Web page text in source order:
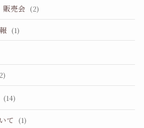
売会 (2)
(1)
(14)
て (1)